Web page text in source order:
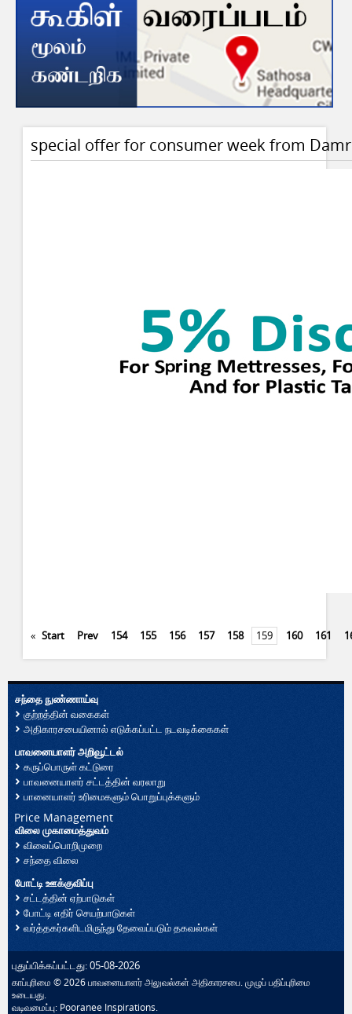
special offer for consumer week from
« Start Prev 154 155 156 157 158 159 160 161
சந்தை நுண்ணாய்வு
குற்றத்தின் வகைகள்
அதிகாரசபையினால் எடுக்கப்பட்ட நடவடிக்கைகள்
பாவனையாளர் அறிவூட்டல்
கருப்பொருள் கட்டுரை
பாவனையாளர் சட்டத்தின் வரலாறு
பானையாளர் உரிமைகளும் பொறுப்புக்களும்
Price Management
விலை முகாமைத்துவம்
விலைப்பொறிமுறை
சந்தை விலை
போட்டி ஊக்குவிப்பு
சட்டத்தின் ஏற்பாடுகள்
போட்டி எதிர் செயற்பாடுகள்
வர்த்தகர்களிடமிருந்து தேவைப்படும் தகவல்கள்
புதுப்பிக்கப்பட்டது: 05-08-2026
காப்புரிமை © 2026 பாவனையாளர் அலுவல்கள் அதிகாரசபை. முழுப் பதிப்புரிமை
உடையது.
வடிவமைப்பு: Pooranee Inspirations